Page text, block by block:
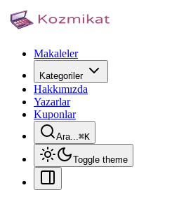
Makaleler
Kategoriler
Hakkımızda
Yazarlar
Kuponlar
Ara...⌘K
Toggle theme